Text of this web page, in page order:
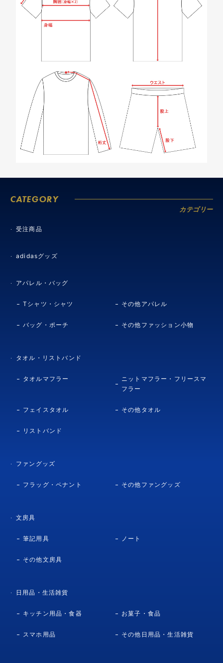
CATEGORY
カテゴリー
受注商品
adidasグッズ
アパレル・バッグ
Tシャツ・シャツ その他アパレル
バッグ・ポーチ その他ファッション小物
タオル・リストバンド
タオルマフラー
ニットマフラー・フリースマ
フラー
フェイスタオル その他タオル
リストバンド
ファングッズ
フラッグ・ペナント その他ファングッズ
文房具
筆記用具 ノート
その他文房具
日用品・生活雑貨
キッチン用品・食器 お菓子・食品
スマホ用品 その他日用品・生活雑貨